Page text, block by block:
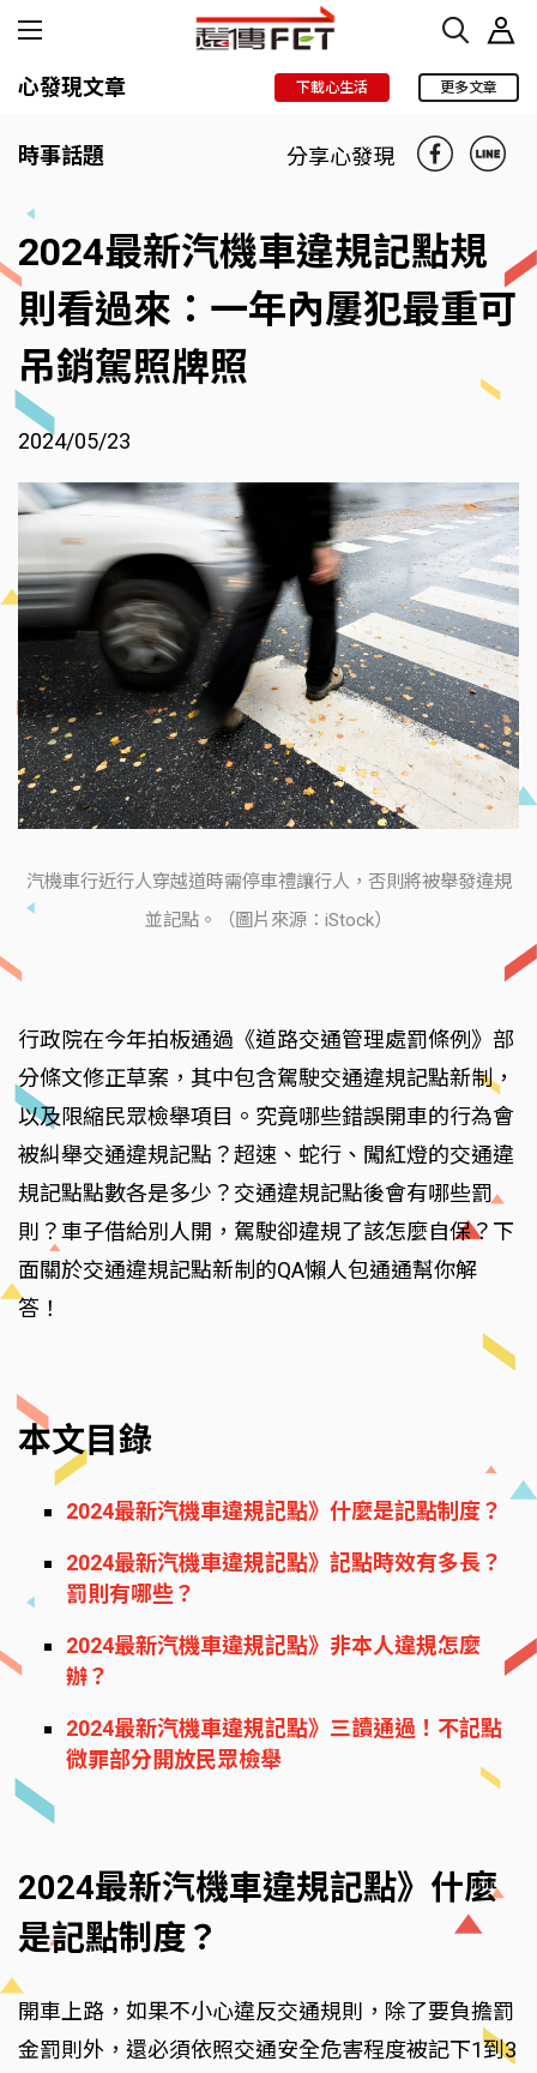
心發現文章 下載心生活 更多文章
時事話題 分享心發現
2024最新汽機車違規記點規
則看過來：一年內屢犯最重可
吊銷駕照牌照
2024/05/23
汽機車行近行人穿越道時需停車禮讓行人，否則將被舉發違規
並記點。（圖片來源：iStock）
行政院在今年拍板通過《道路交通管理處罰條例》部
分條文修正草案，其中包含駕駛交通違規記點新制，
以及限縮民眾檢舉項目。究竟哪些錯誤開車的行為會
被糾舉交通違規記點？超速、蛇行、闖紅燈的交通違
規記點點數各是多少？交通違規記點後會有哪些罰
則？車子借給別人開，駕駛卻違規了該怎麼自保？下
面關於交通違規記點新制的QA懶人包通通幫你解
答！
本文目錄
2024最新汽機車違規記點》什麼是記點制度？
2024最新汽機車違規記點》記點時效有多長？
罰則有哪些？
2024最新汽機車違規記點》非本人違規怎麼
辦？
2024最新汽機車違規記點》三讀通過！不記點
微罪部分開放民眾檢舉
2024最新汽機車違規記點》什麼
是記點制度？
開車上路，如果不小心違反交通規則，除了要負擔罰
金罰則外，還必須依照交通安全危害程度被記下1到3